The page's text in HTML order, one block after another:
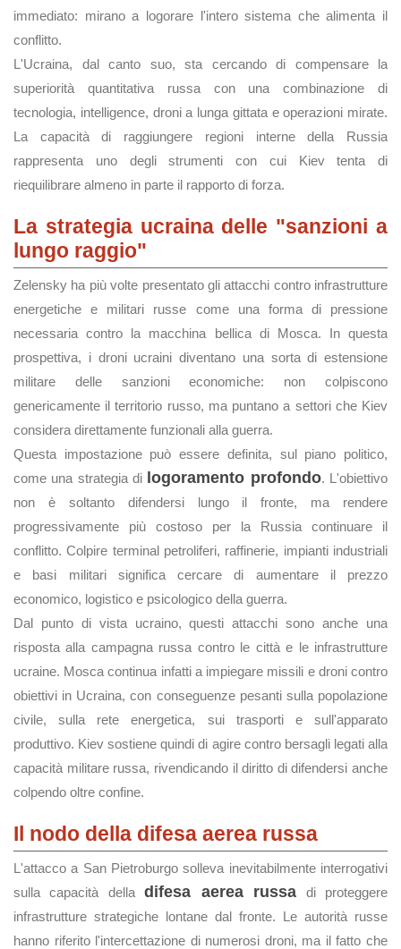
immediato: mirano a logorare l'intero sistema che alimenta il
conflitto.
L'Ucraina, dal canto suo, sta cercando di compensare la
superiorità quantitativa russa con una combinazione di
tecnologia, intelligence, droni a lunga gittata e operazioni mirate.
La capacità di raggiungere regioni interne della Russia
rappresenta uno degli strumenti con cui Kiev tenta di
riequilibrare almeno in parte il rapporto di forza.
La strategia ucraina delle "sanzioni a
lungo raggio"
Zelensky ha più volte presentato gli attacchi contro infrastrutture
energetiche e militari russe come una forma di pressione
necessaria contro la macchina bellica di Mosca. In questa
prospettiva, i droni ucraini diventano una sorta di estensione
militare delle sanzioni economiche: non colpiscono
genericamente il territorio russo, ma puntano a settori che Kiev
considera direttamente funzionali alla guerra.
Questa impostazione può essere definita, sul piano politico,
come una strategia di logoramento profondo. L'obiettivo
non è soltanto difendersi lungo il fronte, ma rendere
progressivamente più costoso per la Russia continuare il
conflitto. Colpire terminal petroliferi, raffinerie, impianti industriali
e basi militari significa cercare di aumentare il prezzo
economico, logistico e psicologico della guerra.
Dal punto di vista ucraino, questi attacchi sono anche una
risposta alla campagna russa contro le città e le infrastrutture
ucraine. Mosca continua infatti a impiegare missili e droni contro
obiettivi in Ucraina, con conseguenze pesanti sulla popolazione
civile, sulla rete energetica, sui trasporti e sull'apparato
produttivo. Kiev sostiene quindi di agire contro bersagli legati alla
capacità militare russa, rivendicando il diritto di difendersi anche
colpendo oltre confine.
Il nodo della difesa aerea russa
L'attacco a San Pietroburgo solleva inevitabilmente interrogativi
sulla capacità delladifesa aerea russa di proteggere
infrastrutture strategiche lontane dal fronte. Le autorità russe
hanno riferito l'intercettazione di numerosi droni, ma il fatto che